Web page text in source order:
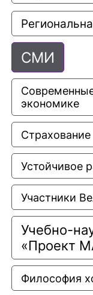
СМИ
экономике
Страхование
Устойчивое
Участники
Учебно-
«Проект
Философия